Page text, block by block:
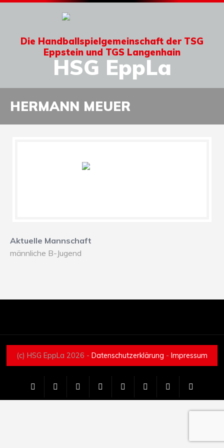
Die Handballspielgemeinschaft der TSG
Eppstein und TGS Langenhain
HSG EppLa
HERMANN MEUER
Aktuelle Mannschaft
männliche B-Jugend
(c) HSG EppLa 2026 - Datenschutzerklärung - Impressum